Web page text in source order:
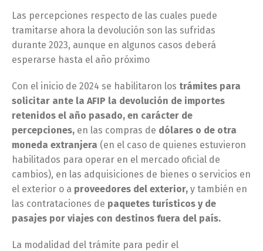
Las percepciones respecto de las cuales puede
tramitarse ahora la devolución son las sufridas
durante 2023, aunque en algunos casos deberá
esperarse hasta el año próximo
Con el inicio de 2024 se habilitaron los trámites para
solicitar ante la AFIP la devolución de importes
retenidos el año pasado, en carácter de
percepciones, en las compras de dólares o de otra
moneda extranjera (en el caso de quienes estuvieron
habilitados para operar en el mercado oficial de
cambios), en las adquisiciones de bienes o servicios en
el exterior o a proveedores del exterior, y también en
las contrataciones de paquetes turísticos y de
pasajes por viajes con destinos fuera del país.
La modalidad del trámite para pedir el